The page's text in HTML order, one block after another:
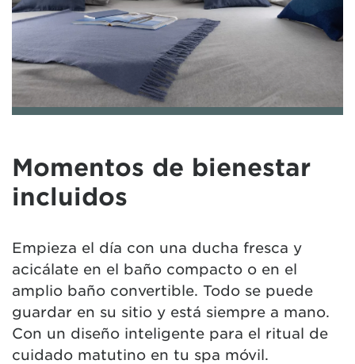
Momentos de bienestar
incluidos
Empieza el día con una ducha fresca y
acicálate en el baño compacto o en el
amplio baño convertible. Todo se puede
guardar en su sitio y está siempre a mano.
Con un diseño inteligente para el ritual de
cuidado matutino en tu spa móvil.